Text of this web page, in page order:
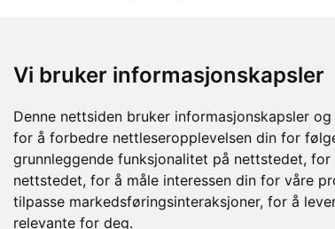
Vi bruker informasjonskapsler
Denne nettsiden bruker informasjonskapsler
for å forbedre nettleseropplevelsen din for
grunnleggende funksjonalitet på nettstedet, for
nettstedet, for å måle interessen din for våre
tilpasse markedsføringsinteraksjoner, for å
relevante for deg.